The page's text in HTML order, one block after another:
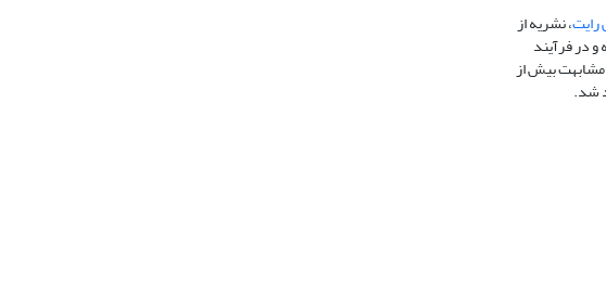
، نشریه از
در فرآیند
بیش از